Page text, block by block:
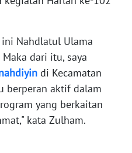
Nahdlatul Ulama
dari itu, saya
di Kecamatan
berperan aktif dalam
yang berkaitan
kata Zulham.